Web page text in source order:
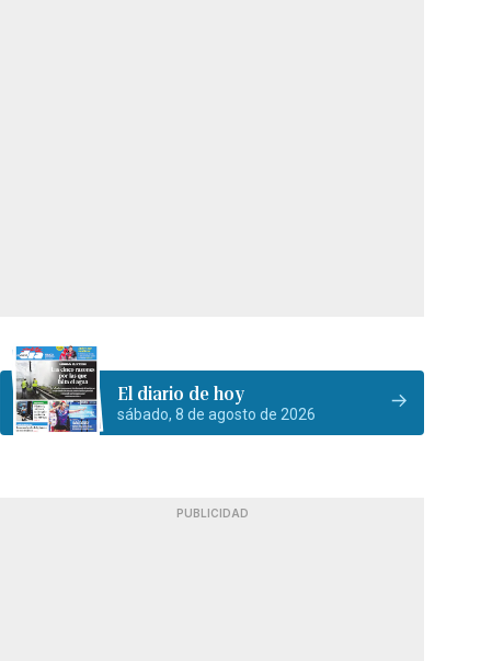
El diario de hoy
sábado, 8 de agosto de 2026
PUBLICIDAD